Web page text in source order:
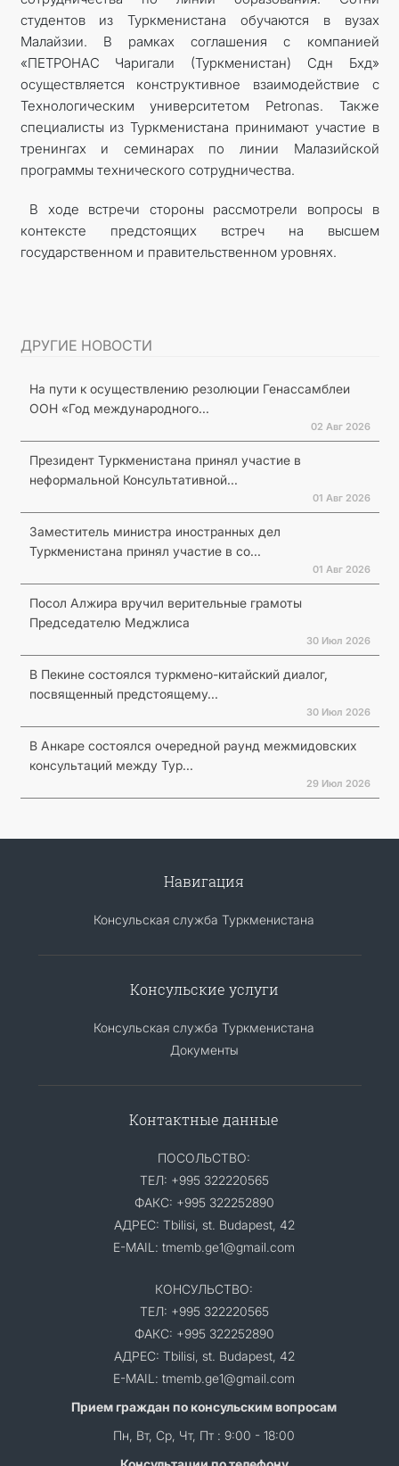
студентов из Туркменистана обучаются в вузах
Малайзии. В рамках соглашения с компанией
«ПЕТРОНАС Чаригали (Туркменистан) Сдн Бхд»
осуществляется конструктивное взаимодействие с
Технологическим университетом Petronas. Также
специалисты из Туркменистана принимают участие в
тренингах и семинарах по линии Малазийской
программы технического сотрудничества.
В ходе встречи стороны рассмотрели вопросы в
контексте предстоящих встреч на высшем
государственном и правительственном уровнях.
ДРУГИЕ НОВОСТИ
На пути к осуществлению резолюции Генассамблеи
ООН «Год международного...
02 Авг 2026
Президент Туркменистана принял участие в
неформальной Консультативной...
01 Авг 2026
Заместитель министра иностранных дел
Туркменистана принял участие в со...
01 Авг 2026
Посол Алжира вручил верительные грамоты
Председателю Меджлиса
30 Июл 2026
В Пекине состоялся туркмено-китайский диалог,
посвященный предстоящему...
30 Июл 2026
В Анкаре состоялся очередной раунд межмидовских
консультаций между Тур...
29 Июл 2026
Навигация
Консульская служба Туркменистана
Консульские услуги
Консульская служба Туркменистана
Документы
Контактные данные
ПОСОЛЬСТВО:
ТЕЛ: +995 322220565
ФАКС: +995 322252890
АДРЕС: Tbilisi, st. Budapest, 42
E-MAIL: tmemb.ge1@gmail.com
КОНСУЛЬСТВО:
ТЕЛ: +995 322220565
ФАКС: +995 322252890
АДРЕС: Tbilisi, st. Budapest, 42
E-MAIL: tmemb.ge1@gmail.com
Прием граждан по консульским вопросам
Пн, Вт, Ср, Чт, Пт : 9:00 - 18:00